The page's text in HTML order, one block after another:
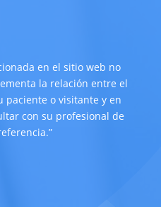
en el sitio web no
la relación entre el
paciente o visitante y en
con su profesional de